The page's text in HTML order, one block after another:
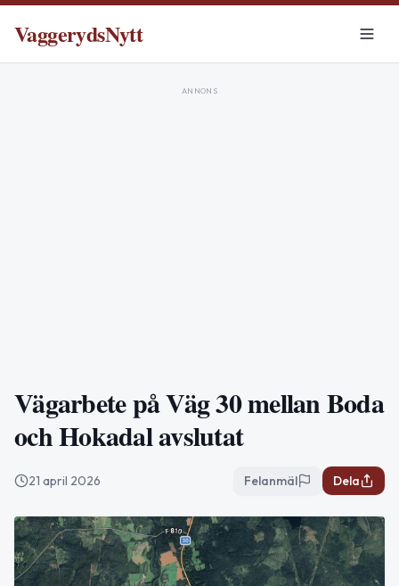
VaggerydsNytt
ANNONS
Vägarbete på Väg 30 mellan Boda
och Hokadal avslutat
21 april 2026 Felanmäl Dela